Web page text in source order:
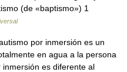
(de «baptismo») 1
por inmersión es un
en agua a la persona
es diferente al